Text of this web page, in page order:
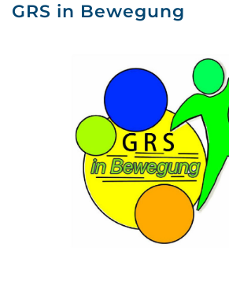
GRS in Bewegung